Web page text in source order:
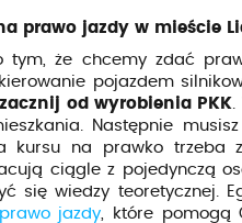
prawo jazdy w mieście
tym, że chcemy zdać
pojazdem
od wyrobienia PKK.
Następnie
kursu na prawko trzeba
ciągle z pojedynczą
się wiedzy teoretycznej.
jazdy, które pomogą